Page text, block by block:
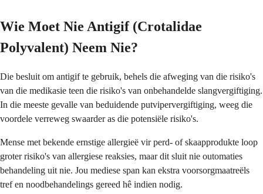
Wie Moet Nie Antigif (Crotalidae
Polyvalent) Neem Nie?
Die besluit om antigif te gebruik, behels die afweging van die risiko's
van die medikasie teen die risiko's van onbehandelde slangvergiftiging.
In die meeste gevalle van beduidende putvipervergiftiging, weeg die
voordele verreweg swaarder as die potensiële risiko's.
Mense met bekende ernstige allergieë vir perd- of skaapprodukte loop
groter risiko's van allergiese reaksies, maar dit sluit nie outomaties
behandeling uit nie. Jou mediese span kan ekstra voorsorgmaatreëls
tref en noodbehandelings gereed hê indien nodig.